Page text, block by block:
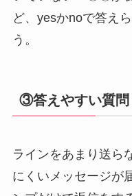
ど、yesかnoで答え
う。
③答えやすい質問
ラインをあまり送ら
にくいメッセージが